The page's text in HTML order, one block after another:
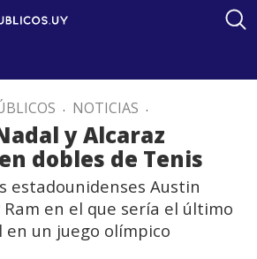
. NOTICIAS .
y Alcaraz
dobles de Tenis
estadounidenses Austin
Ram en el que sería el último
en un juego olímpico